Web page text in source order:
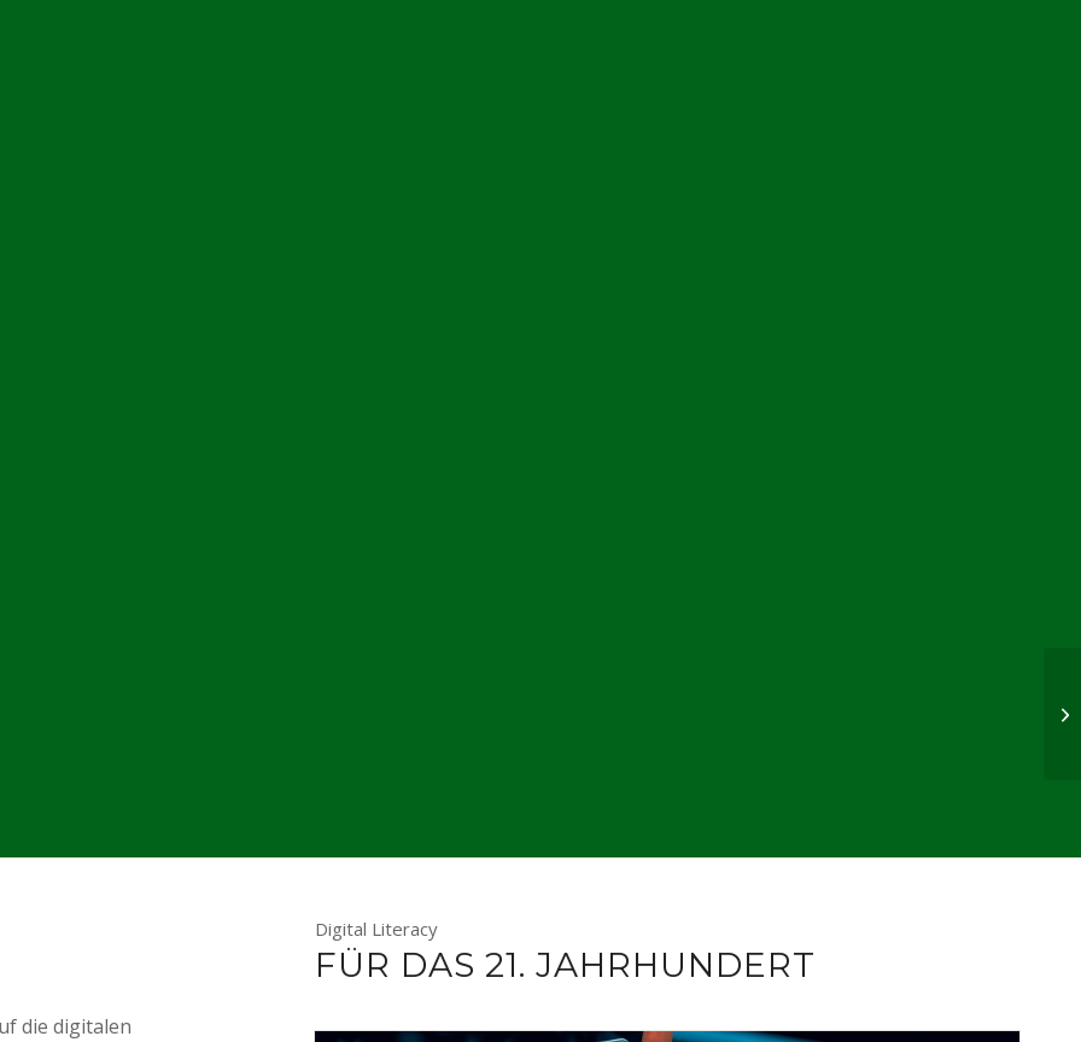
die digitalen
Digital Literacy
FÜR DAS 21. JAHRHUNDERT